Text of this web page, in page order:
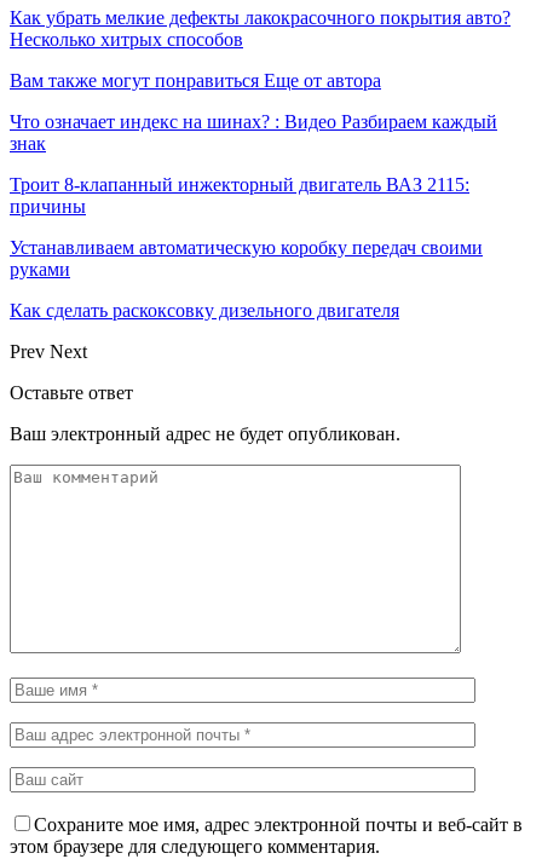
Как убрать мелкие дефекты лакокрасочного покрытия авто?
Несколько хитрых способов
Вам также могут понравиться Еще от автора
Что означает индекс на шинах? : Видео Разбираем каждый
знак
Троит 8-клапанный инжекторный двигатель ВАЗ 2115:
причины
Устанавливаем автоматическую коробку передач своими
руками
Как сделать раскоксовку дизельного двигателя
Prev Next
Оставьте ответ
Ваш электронный адрес не будет опубликован.
Сохраните мое имя, адрес электронной почты и веб-сайт в
этом браузере для следующего комментария.